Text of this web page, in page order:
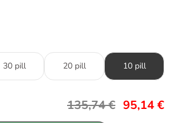
30 pill 20 pill 10 pill
135,74€ 95,14€